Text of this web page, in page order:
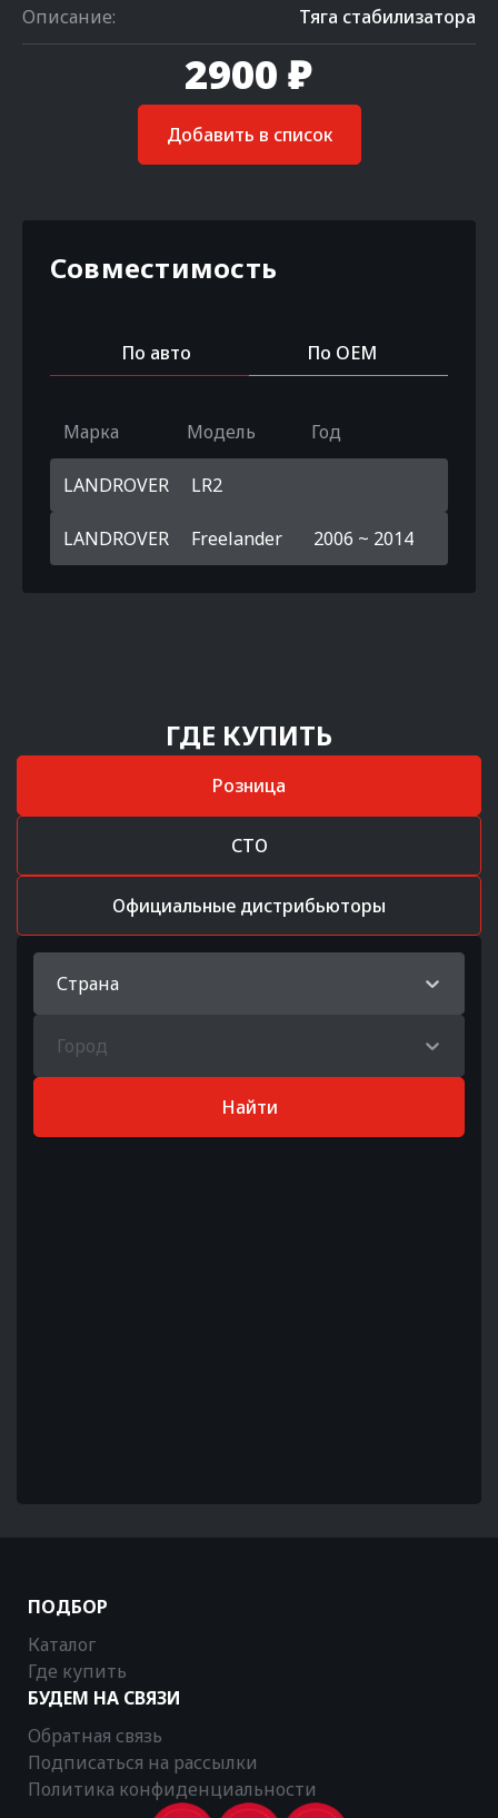
Описание: Тяга стабилизатора
2900 ₽
Добавить в список
Совместимость
По авто По OEM
Марка Модель Год
LANDROVER LR2
LANDROVER Freelander 2006 ~ 2014
ГДЕ КУПИТЬ
Розница
СТО
Официальные дистрибьюторы
Страна
Город
Найти
ПОДБОР
Каталог
Где купить
БУДЕМ НА СВЯЗИ
Обратная связь
Подписаться на рассылки
Политика конфиденциальности